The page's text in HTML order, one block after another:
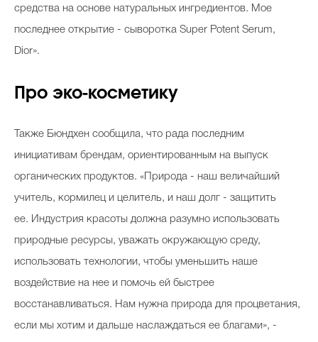
средства на основе натуральных ингредиентов. Мое
последнее открытие - сыворотка Super Potent Serum,
Dior».
Про эко-косметику
Также Бюндхен сообщила, что рада последним
инициативам брендам, ориентированным на выпуск
органических продуктов. «Природа - наш величайший
учитель, кормилец и целитель, и наш долг - защитить
ее. Индустрия красоты должна разумно использовать
природные ресурсы, уважать окружающую среду,
использовать технологии, чтобы уменьшить наше
воздействие на нее и помочь ей быстрее
восстанавливаться. Нам нужна природа для процветания,
если мы хотим и дальше наслаждаться ее благами», -